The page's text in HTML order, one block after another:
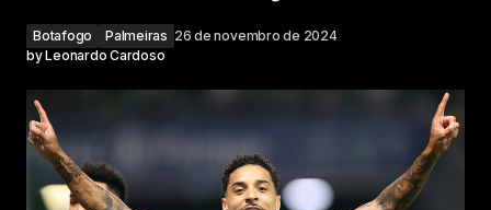
Botafogo Palmeiras 26 de novembro de 2024
byLeonardo Cardoso